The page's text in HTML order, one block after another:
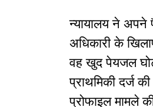
न्यायालय ने अपने
अधिकारी के
वह खुद पेयजल
प्राथमिकी दर्ज
प्रोफाइल मामले